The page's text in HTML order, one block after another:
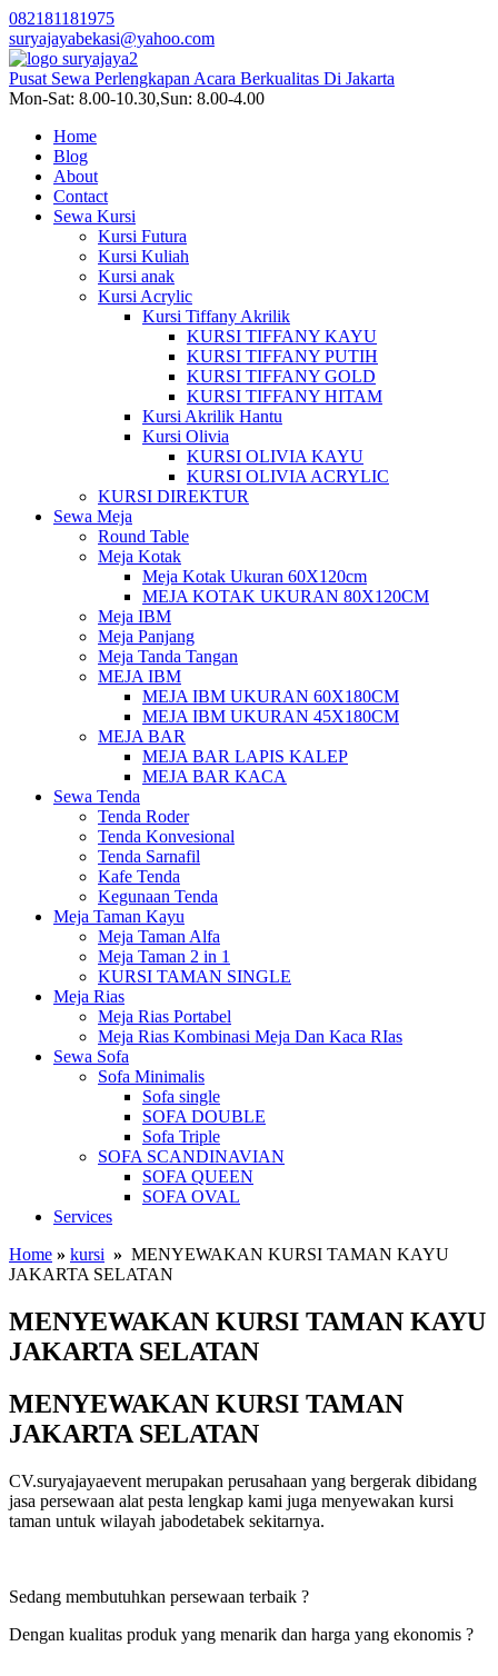
082181181975
suryajayabekasi@yahoo.com
Pusat Sewa Perlengkapan Acara Berkualitas Di Jakarta
Mon-Sat: 8.00-10.30,Sun: 8.00-4.00
Home
Blog
About
Contact
Sewa Kursi
Kursi Futura
Kursi Kuliah
Kursi anak
Kursi Acrylic
Kursi Tiffany Akrilik
KURSI TIFFANY KAYU
KURSI TIFFANY PUTIH
KURSI TIFFANY GOLD
KURSI TIFFANY HITAM
Kursi Akrilik Hantu
Kursi Olivia
KURSI OLIVIA KAYU
KURSI OLIVIA ACRYLIC
KURSI DIREKTUR
Sewa Meja
Round Table
Meja Kotak
Meja Kotak Ukuran 60X120cm
MEJA KOTAK UKURAN 80X120CM
Meja IBM
Meja Panjang
Meja Tanda Tangan
MEJA IBM
MEJA IBM UKURAN 60X180CM
MEJA IBM UKURAN 45X180CM
MEJA BAR
MEJA BAR LAPIS KALEP
MEJA BAR KACA
Sewa Tenda
Tenda Roder
Tenda Konvesional
Tenda Sarnafil
Kafe Tenda
Kegunaan Tenda
Meja Taman Kayu
Meja Taman Alfa
Meja Taman 2 in 1
KURSI TAMAN SINGLE
Meja Rias
Meja Rias Portabel
Meja Rias Kombinasi Meja Dan Kaca RIas
Sewa Sofa
Sofa Minimalis
Sofa single
SOFA DOUBLE
Sofa Triple
SOFA SCANDINAVIAN
SOFA QUEEN
SOFA OVAL
Services
Home » kursi » MENYEWAKAN KURSI TAMAN KAYU
JAKARTA SELATAN
MENYEWAKAN KURSI TAMAN KAYU
JAKARTA SELATAN
MENYEWAKAN KURSI TAMAN
JAKARTA SELATAN
CV.suryajayaevent merupakan perusahaan yang bergerak dibidang
jasa persewaan alat pesta lengkap kami juga menyewakan kursi
taman untuk wilayah jabodetabek sekitarnya.
Sedang membutuhkan persewaan terbaik ?
Dengan kualitas produk yang menarik dan harga yang ekonomis ?